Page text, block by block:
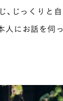
、じっくりと自
人にお話を伺っ